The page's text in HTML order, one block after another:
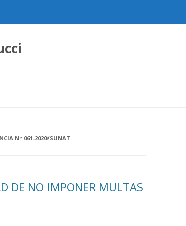
N° 061-2020/SUNAT
DE NO IMPONER MULTAS